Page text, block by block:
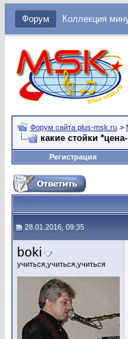
Форум Коллекция
Форум сайта plus-msk.ru >
какие стойки
Регистрация
28.01.2016, 09:35
boki
учиться,учиться,учиться